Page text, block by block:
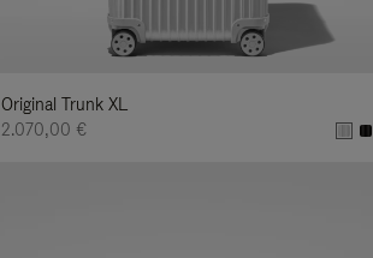
Original Trunk XL
2.070,00 €